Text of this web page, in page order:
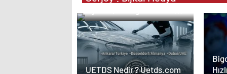
Ajansı, SEO Ajansı ve
Web Tasarım Ajansı
UETDS Nedir ? Uetds.com